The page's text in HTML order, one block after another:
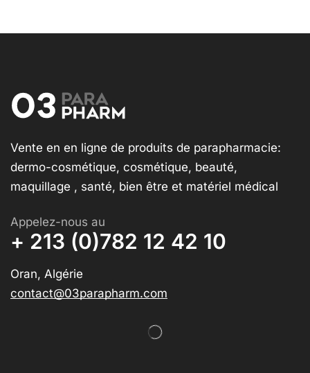
Vente en en ligne de produits de parapharmacie:
dermo-cosmétique, cosmétique, beauté,
maquillage , santé, bien être et matériel médical
Appelez-nous au
+ 213 (0)782 12 42 10
Oran, Algérie
contact@03parapharm.com